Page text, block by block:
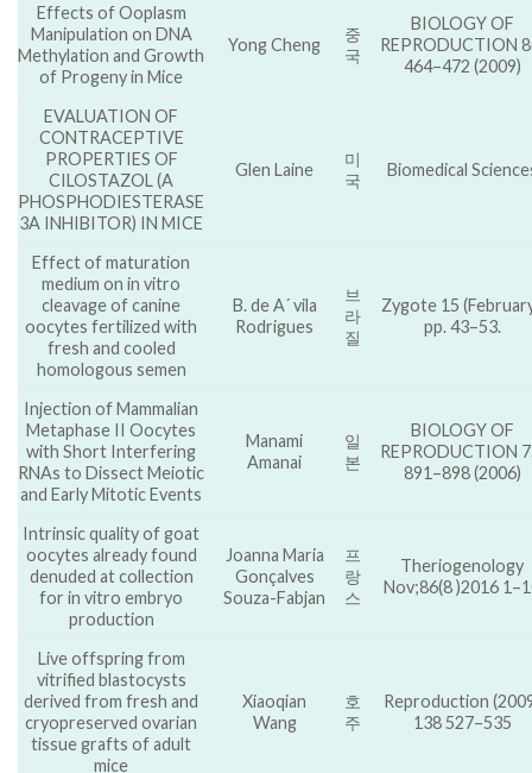
Effects of Ooplasm
Manipulation on DNA
Methylation and Growth
of Progeny in Mice
Yong Cheng
중
국
BIOLOGY OF
REPRODUCTION
464–472 (2009)
EVALUATION OF
CONTRACEPTIVE
PROPERTIES OF
CILOSTAZOL (A
PHOSPHODIESTERASE
3A INHIBITOR) IN MICE
Glen Laine
미
국
Biomedical
Effect of maturation
medium on in vitro
cleavage of canine
oocytes fertilized with
fresh and cooled
homologous semen
B. de A´ vila
Rodrigues
브
라
질
Zygote 15
pp. 43–53.
Injection of Mammalian
Metaphase II Oocytes
with Short Interfering
RNAs to Dissect Meiotic
and Early Mitotic Events
Manami
Amanai
일
본
BIOLOGY OF
REPRODUCTION
891–898 (2006)
Intrinsic quality of goat
oocytes already found
denuded at collection
for in vitro embryo
production
Joanna Maria
Gonçalves
Souza-Fabjan
프
랑
스
Theriogenology
Nov;86(8 )2016
Live offspring from
vitrified blastocysts
derived from fresh and
cryopreserved ovarian
tissue grafts of adult
mice
Xiaoqian
Wang
호
주
Reproduction
138 527–535